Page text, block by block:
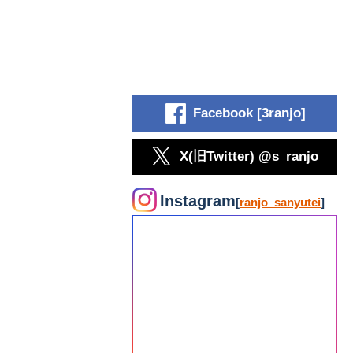
Facebook [3ranjo]
X(旧Twitter) @s_ranjo
Instagram[ranjo_sanyutei]